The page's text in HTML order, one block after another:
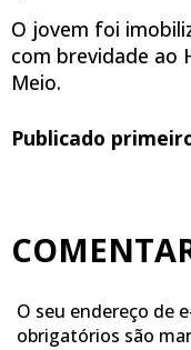
O jovem foi
com brevidade ao
Meio.
Publicado
O seu endereço de
obrigatórios são